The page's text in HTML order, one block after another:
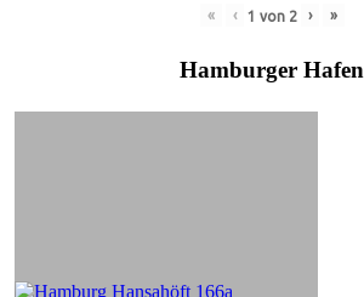
« ‹ 1 von 2 › »
Hamburger Hafen